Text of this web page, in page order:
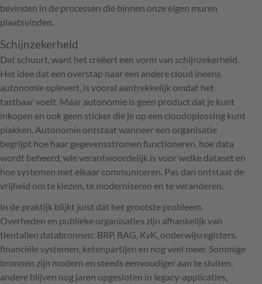
bevinden in de processen die binnen onze eigen muren
plaatsvinden.
Schijnzekerheid
Dat schuurt, want het creëert een vorm van schijnzekerheid.
Het idee dat een overstap naar een andere cloud ineens
autonomie oplevert, is vooral aantrekkelijk omdat het
tastbaar voelt. Maar autonomie is geen product dat je kunt
inkopen en ook geen sticker die je op een cloudoplossing kunt
plakken. Autonomie ontstaat wanneer een organisatie
begrijpt hoe haar gegevensstromen functioneren, hoe data
wordt beheerd, wie verantwoordelijk is voor welke dataset en
hoe systemen met elkaar communiceren. Pas dan ontstaat de
vrijheid om te kiezen, te moderniseren en te veranderen.
In de praktijk blijkt juist dát het grootste probleem.
Overheden en publieke organisaties zijn afhankelijk van
tientallen databronnen: BRP, BAG, KvK, onderwijsregisters,
financiële systemen, ketenpartijen en nog veel meer. Sommige
bronnen zijn modern en steeds eenvoudiger aan te sluiten,
andere blijven nog jaren opgesloten in legacy-applicaties,